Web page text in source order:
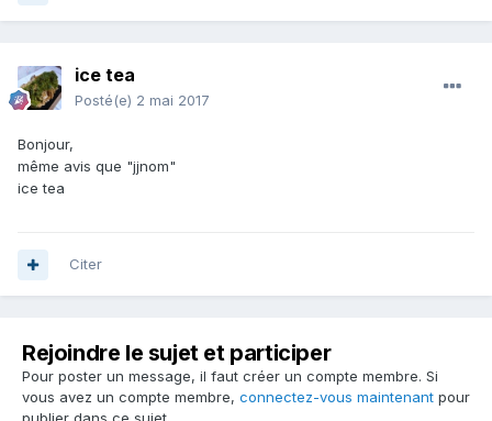
ice tea
Posté(e) 2 mai 2017
Bonjour,
même avis que "jjnom"
ice tea
Citer
Rejoindre le sujet et participer
Pour poster un message, il faut créer un compte membre. Si
vous avez un compte membre, connectez-vous maintenant pour